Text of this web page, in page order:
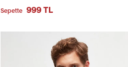
Sepette 999 TL